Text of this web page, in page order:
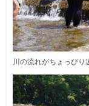
川の流れがちょっぴり